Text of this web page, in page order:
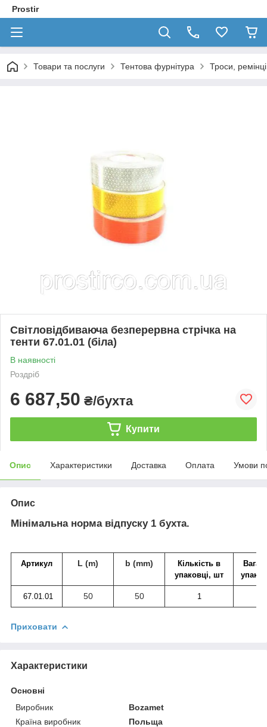
Prostir
Товари та послуги Тентова фурнітура Троси,
Світловідбиваюча безперервна стрічка на
тенти 67.01.01 (біла)
В наявності
Роздріб
6 687,50 ₴/бухта
Купити
Опис Характеристики Доставка Оплата Умови
Опис
Мінімальна норма відпуску 1 бухта.
Артикул L (m) b (mm)
Кількість в
упаковці, шт
Вага
67.01.01 50 50 1
Приховати
Характеристики
Основні
Виробник
Bozamet
Країна виробник
Польща